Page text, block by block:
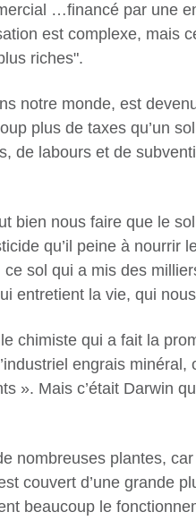
…financé par une
est complexe, mais
riches".
notre monde, est
plus de taxes qu’un
de labours et de
bien nous faire que le
qu’il peine à nourrir
sol qui a mis des
entretient la vie, qui
chimiste qui a fait la
engrais
». Mais c’était Darwin
nombreuses plantes,
couvert d’une grande
beaucoup le